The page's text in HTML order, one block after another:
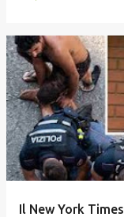
Il New York